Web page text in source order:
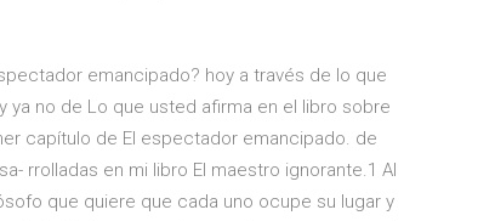
emancipado? hoy a través de lo que
ya no de Lo que usted afirma en el libro sobre
capítulo de El espectador emancipado. de
rrolladas en mi libro El maestro ignorante.1 Al
que quiere que cada uno ocupe su lugar y